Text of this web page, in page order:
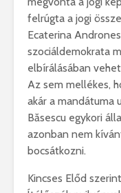
felrúgta a jogi
Ecaterina
szociáldemokrata
elbírálásában
Az sem mellékes,
akár a mandátuma
Băsescu egykori
azonban nem
bocsátkozni.
Kincses Előd